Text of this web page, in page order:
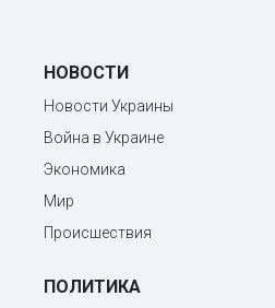
НОВОСТИ
Новости Украины
Война в Украине
Экономика
Мир
Происшествия
ПОЛИТИКА